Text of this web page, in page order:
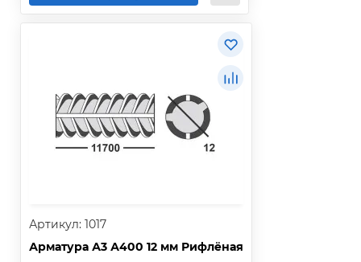
Артикул: 1017
Арматура А3 А400 12 мм Рифлёная